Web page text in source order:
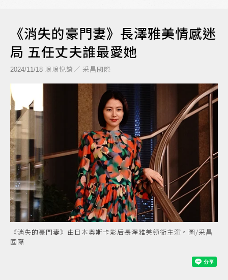
《消失的豪門妻》長澤雅美情感迷
局 五任丈夫誰最愛她
2024/11/18 琅琅悅讀／ 采昌國際
《消失的豪門妻》由日本奧斯卡影后長澤雅美領銜主演。圖/采昌
國際